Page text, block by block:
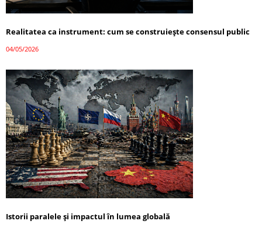
Realitatea ca instrument: cum se construiește consensul public
04/05/2026
Istorii paralele și impactul în lumea globală